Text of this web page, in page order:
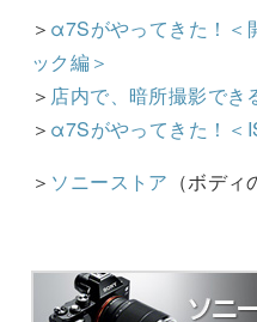
＞ α7Sがやってきた！＜
ック編＞
＞ 店内で、暗所撮影でき
＞ α7Sがやってきた！＜
＞ ソニーストア （ボデ